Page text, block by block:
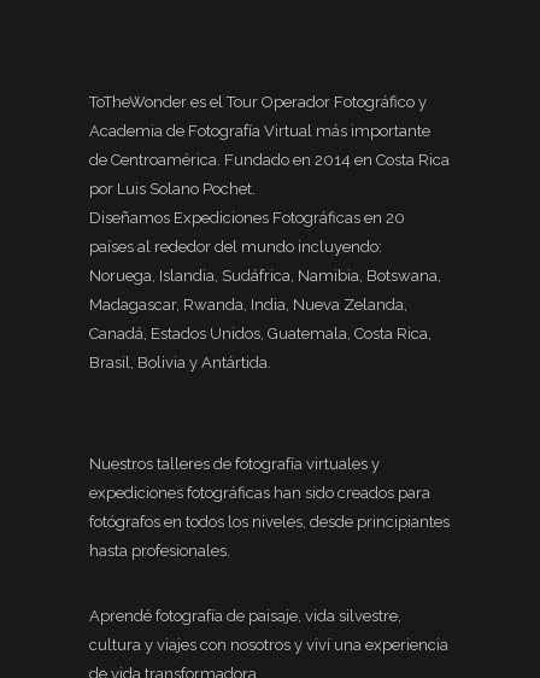
ToTheWonder es el Tour Operador Fotográfico y
Academia de Fotografía Virtual más importante
de Centroamérica. Fundado en 2014 en Costa Rica
por Luis Solano Pochet.
Diseñamos Expediciones Fotográficas en 20
países al rededor del mundo incluyendo:
Noruega, Islandia, Sudáfrica, Namibia, Botswana,
Madagascar, Rwanda, India, Nueva Zelanda,
Canadá, Estados Unidos, Guatemala, Costa Rica,
Brasil, Bolivia y Antártida.
Nuestros talleres de fotografía virtuales y
expediciones fotográficas han sido creados para
fotógrafos en todos los niveles, desde principiantes
hasta profesionales.
Aprendé fotografía de paisaje, vida silvestre,
cultura y viajes con nosotros y viví una experiencia
de vida transformadora.